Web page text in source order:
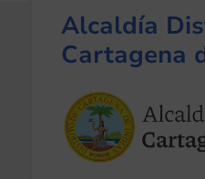
Alcaldía
Cartagena